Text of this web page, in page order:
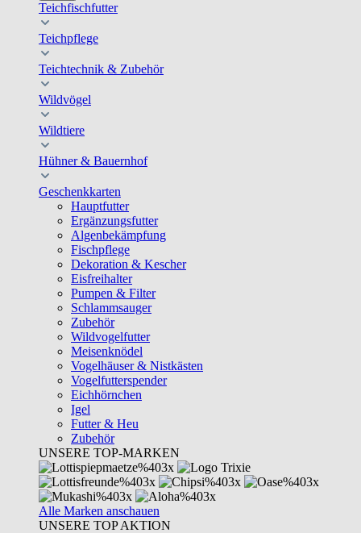
Teichfischfutter
Teichpflege
Teichtechnik & Zubehör
Wildvögel
Wildtiere
Hühner & Bauernhof
Geschenkkarten
Hauptfutter
Ergänzungsfutter
Algenbekämpfung
Fischpflege
Dekoration & Kescher
Eisfreihalter
Pumpen & Filter
Schlammsauger
Zubehör
Wildvogelfutter
Meisenknödel
Vogelhäuser & Nistkästen
Vogelfutterspender
Eichhörnchen
Igel
Futter & Heu
Zubehör
UNSERE TOP-MARKEN
Alle Marken anschauen
UNSERE TOP AKTION